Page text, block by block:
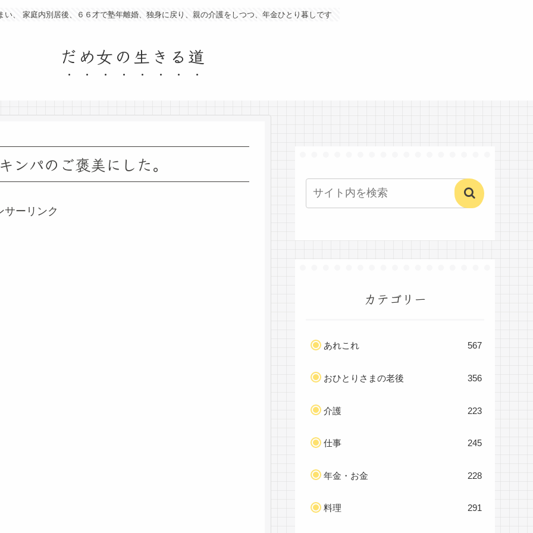
い、 家庭内別居後、６６才で塾年離婚、独身に戻り、親の介護をしつつ、年金ひとり暮しです
だめ女の生きる道
パのご褒美にした。
サーリンク
カテゴリー
あれこれ 567
おひとりさまの老後 356
介護 223
仕事 245
年金・お金 228
料理 291